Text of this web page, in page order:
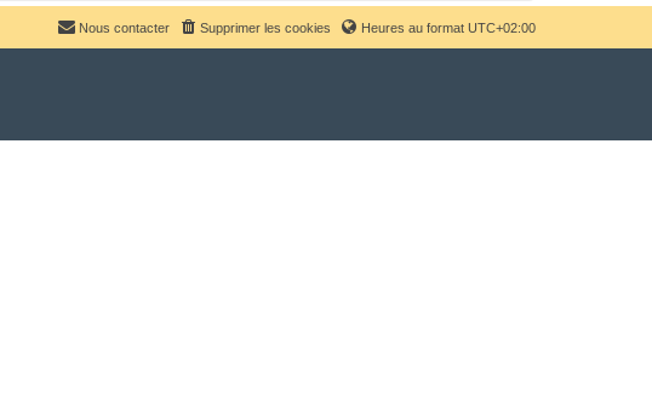
Heures au format UTC+02:00
Supprimer les cookies
Nous contacter